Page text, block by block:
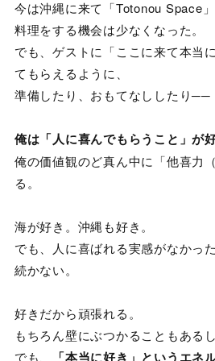
今は沖縄に来て「Totonou Space」
料理をする機会は少なくなった。
でも、ゲストに「ここに来て本当
てもらえるように、
準備したり、おもてなししたり──
俺は「人に喜んでもらうこと」が
俺の価値観のど真ん中に「他喜力
る。
海が好き。沖縄も好き。
でも、人に喜ばれる実感がなかっ
続かない。
好きだから頑張れる。
もちろん壁にぶつかることもある
でも、
「本当に好き」というエネ